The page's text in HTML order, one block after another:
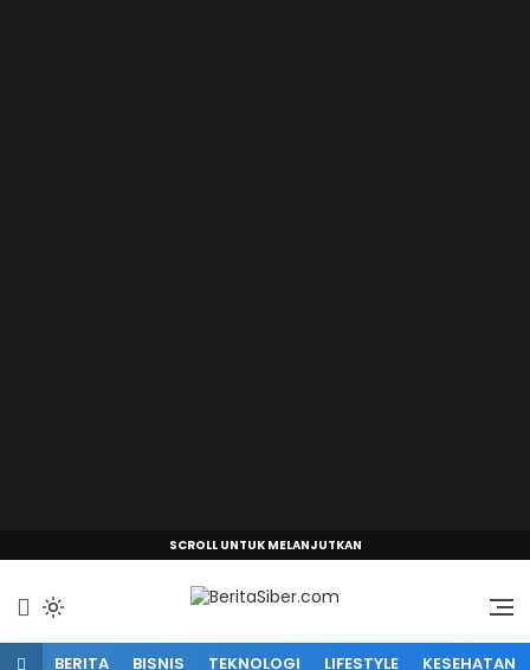
SCROLL UNTUK MELANJUTKAN
BERITA BISNIS TEKNOLOGI LIFESTYLE KESEHATAN